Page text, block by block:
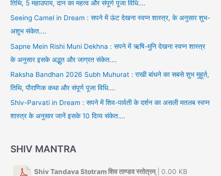
तिथि, 5 महाउपाय, दान का महत्व और संपूर्ण पूजा विधि….
Seeing Camel in Dream : सपने में ऊंट देखना स्वप्न शास्त्र, के अनुसार शुभ-
अशुभ संकेत….
Sapne Mein Rishi Muni Dekhna : सपने में ऋषि-मुनि देखना स्वप्न शास्त्र
के अनुसार इसके अद्भुत और जाग्रत संकेत….
Raksha Bandhan 2026 Subh Muhurat : राखी बांधने का सबसे शुभ मुहूर्त,
तिथि, पौराणिक कथा और संपूर्ण पूजा विधि….
Shiv-Parvati in Dream : सपने में शिव-पार्वती के दर्शन का असली मतलब स्वप्न
शास्त्र के अनुसार जानें इसके 10 दिव्य संकेत….
SHIV MANTRA
Shiv Tandava Stotram शिव ताण्डव स्तोत्रम्| 0.00 KB